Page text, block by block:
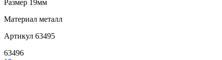
Размер 19мм
Материал металл
Артикул 63495
63496